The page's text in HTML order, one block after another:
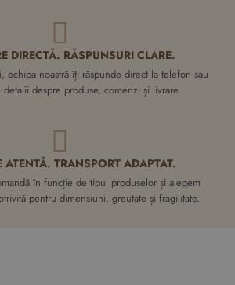
DIRECTĂ. RĂSPUNSURI CLARE.
echipa noastră îți răspunde direct la telefon sau
despre produse, comenzi și livrare.
ATENTĂ. TRANSPORT ADAPTAT.
în funcție de tipul produselor și alegem
pentru dimensiuni, greutate și fragilitate.